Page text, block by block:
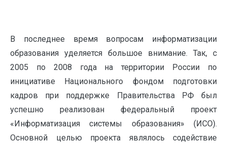
В последнее время вопросам информатизации
образования уделяется большое внимание. Так, с
2005 по 2008 года на территории России по
инициативе Национального фондом подготовки
кадров при поддержке Правительства РФ был
успешно реализован федеральный проект
«Информатизация системы образования» (ИСО).
Основной целью проекта являлось содействие